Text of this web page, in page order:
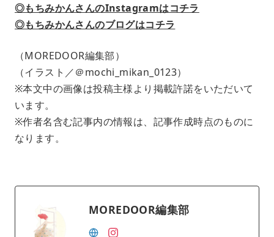
◎もちみかんさんのInstagramはコチラ
◎もちみかんさんのブログはコチラ
（MOREDOOR編集部）
（イラスト／＠mochi_mikan_0123）
※本文中の画像は投稿主様より掲載許諾をいただいて
います。
※作者名含む記事内の情報は、記事作成時点のものに
なります。
MOREDOOR編集部